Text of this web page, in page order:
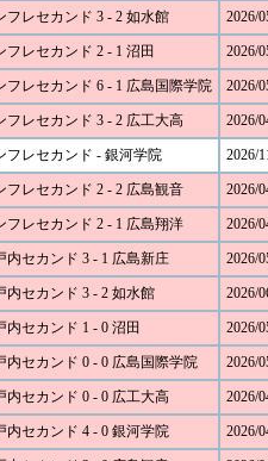
フレセカンド 3 - 2 如水館 2026/
フレセカンド 2 - 1 沼田 2026/
フレセカンド 6 - 1 広島国際学院 2026/
フレセカンド 3 - 2 広工大高 2026/
フレセカンド - 銀河学院 2026/
フレセカンド 2 - 2 広島観音 2026/
フレセカンド 2 - 1 広島翔洋 2026/
内セカンド 3 - 1 広島新庄 2026/
内セカンド 3 - 2 如水館 2026/
内セカンド 1 - 0 沼田 2026/
内セカンド 0 - 0 広島国際学院 2026/
内セカンド 0 - 0 広工大高 2026/
内セカンド 4 - 0 銀河学院 2026/